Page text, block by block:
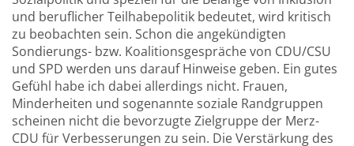
und beruflicher Teilhabepolitik bedeutet, wird kritisch
zu beobachten sein. Schon die angekündigten
Sondierungs- bzw. Koalitionsgespräche von CDU/CSU
und SPD werden uns darauf Hinweise geben. Ein gutes
Gefühl habe ich dabei allerdings nicht. Frauen,
Minderheiten und sogenannte soziale Randgruppen
scheinen nicht die bevorzugte Zielgruppe der Merz-
CDU für Verbesserungen zu sein. Die Verstärkung des